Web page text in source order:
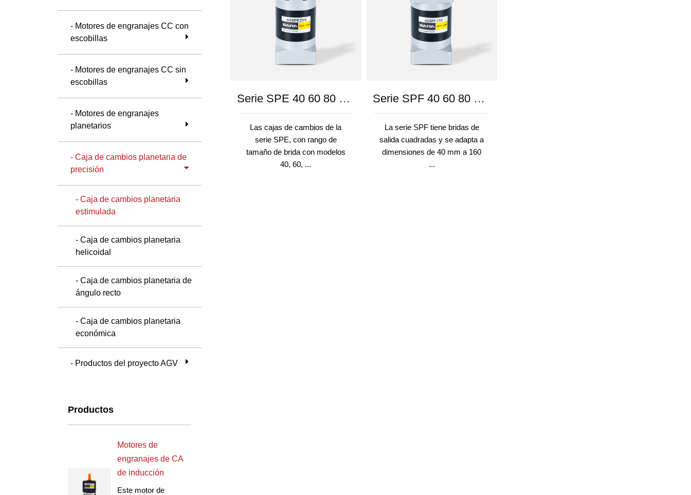
- Motores de engranajes CC con
escobillas
- Motores de engranajes CC sin
escobillas
- Motores de engranajes
planetarios
- Caja de cambios planetaria de
precisión
- Caja de cambios planetaria
estimulada
- Caja de cambios planetaria
helicoidal
- Caja de cambios planetaria de
ángulo recto
- Caja de cambios planetaria
económica
- Productos del proyecto AGV
Productos
Motores de
engranajes de CA
de inducción
Este motor de
Serie SPE 40 60 80 120 160
Las cajas de cambios de la
serie SPE, con rango de
tamaño de brida con modelos
40, 60, ...
Serie SPF 40 60 80 120 160
La serie SPF tiene bridas de
salida cuadradas y se adapta a
dimensiones de 40 mm a 160
...